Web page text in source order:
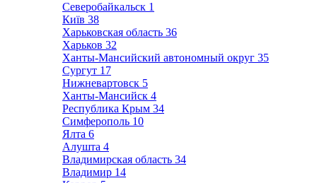
Северобайкальск 1
Київ 38
Харьковская область 36
Харьков 32
Ханты-Мансийский автономный округ 35
Сургут 17
Нижневартовск 5
Ханты-Мансийск 4
Республика Крым 34
Симферополь 10
Ялта 6
Алушта 4
Владимирская область 34
Владимир 14